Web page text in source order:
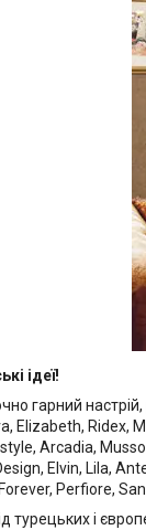
ідеї!
гарний
Elizabeth, Ridex,
Arcadia,
Elvin, Lila,
Perfiore,
турецьких і